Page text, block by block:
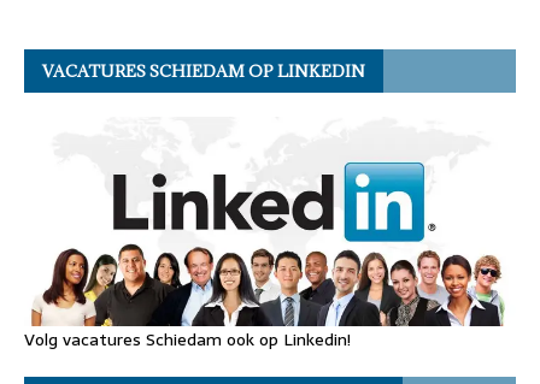
VACATURES SCHIEDAM OP LINKEDIN
Volg vacatures Schiedam ook op Linkedin!